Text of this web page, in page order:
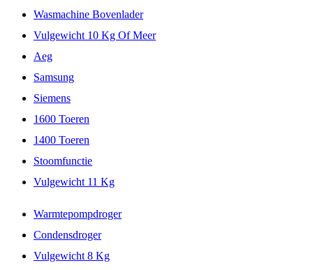
Wasmachine Bovenlader
Vulgewicht 10 Kg Of Meer
Aeg
Samsung
Siemens
1600 Toeren
1400 Toeren
Stoomfunctie
Vulgewicht 11 Kg
Warmtepompdroger
Condensdroger
Vulgewicht 8 Kg